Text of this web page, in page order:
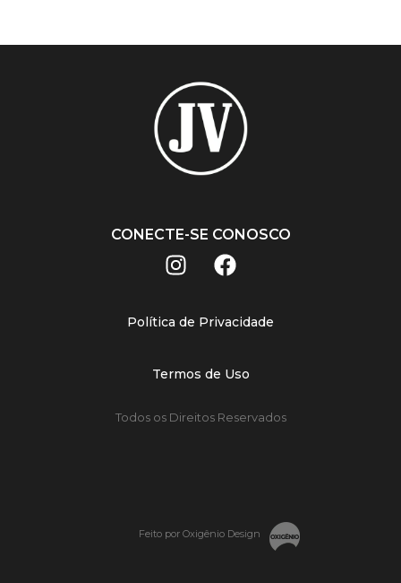
CONECTE-SE CONOSCO
Política de Privacidade
Termos de Uso
Todos os Direitos Reservados
Feito por Oxigênio Design